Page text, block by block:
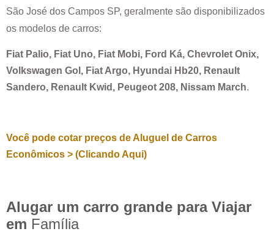
São José dos Campos SP, geralmente são disponibilizados
os modelos de carros:
Fiat Palio, Fiat Uno, Fiat Mobi, Ford Ká, Chevrolet Onix,
Volkswagen Gol, Fiat Argo, Hyundai Hb20, Renault
Sandero, Renault Kwid, Peugeot 208, Nissam March.
Você pode cotar preços de Aluguel de Carros
Econômicos > (Clicando Aqui)
Alugar um carro grande para Viajar
em Família